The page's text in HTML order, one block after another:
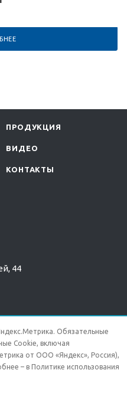
ПРОДУКЦИЯ
ВИДЕО
КОНТАКТЫ
44
Обязательные
Сookie, включая
от ООО «Яндекс», Россия),
– в Политике использования